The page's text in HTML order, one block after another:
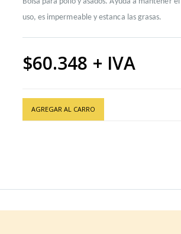
uso, es impermeable y estanca las grasas.
$60.348
AGREGAR AL CARRO